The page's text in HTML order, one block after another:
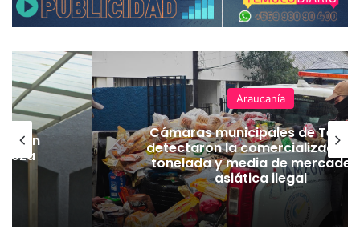
Araucanía
Cámaras municipales de
detectaron la comercialización
tonelada y media de
asiática ilegal